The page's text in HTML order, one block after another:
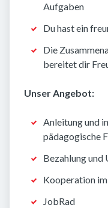
Aufgaben
Du hast ein
Die
bereitet dir
Unser Angebot:
Anleitung und
pädagogische
Bezahlung und
Kooperation
JobRad